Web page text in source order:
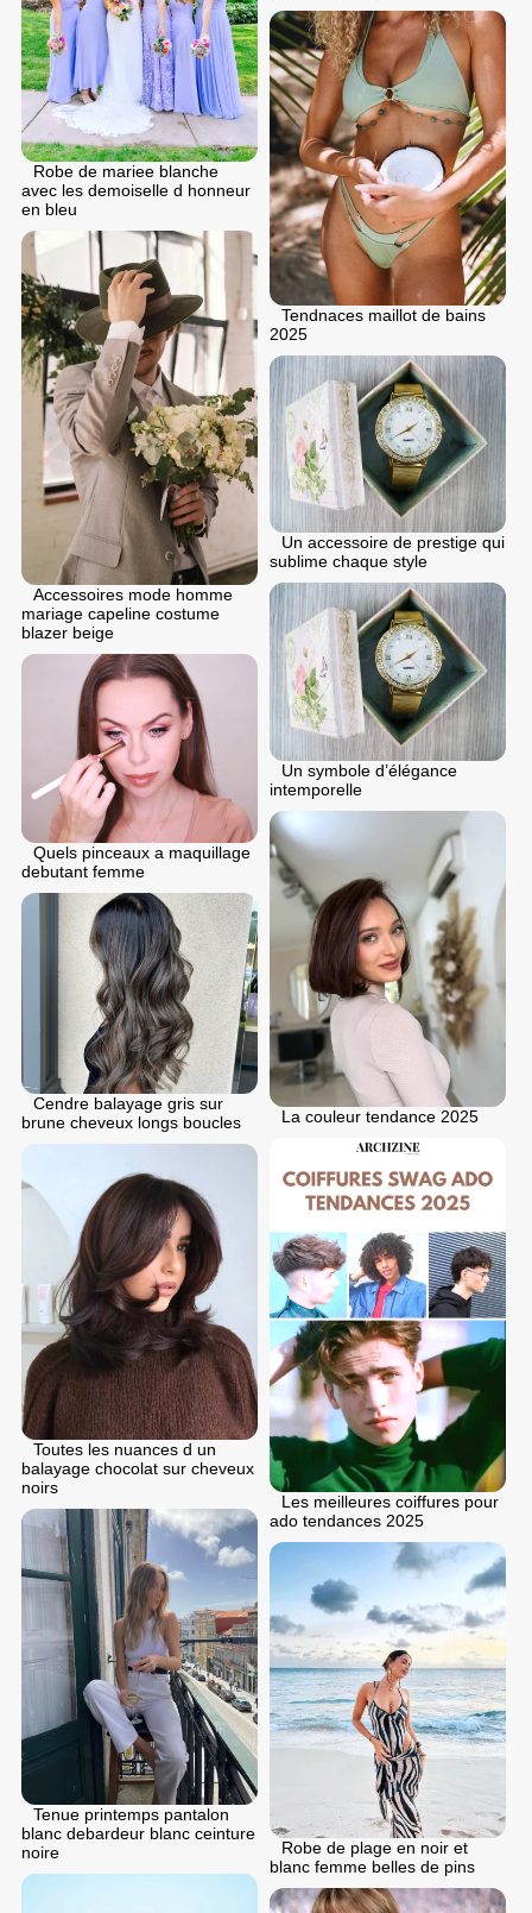
Robe de mariee blanche
avec les demoiselle d honneur
en bleu
Tendnaces maillot de bains
2025
Accessoires mode homme
mariage capeline costume
blazer beige
Un accessoire de prestige qui
sublime chaque style
Un symbole d’élégance
intemporelle
Quels pinceaux a maquillage
debutant femme
La couleur tendance 2025
Cendre balayage gris sur
brune cheveux longs boucles
Les meilleures coiffures pour
ado tendances 2025
Toutes les nuances d un
balayage chocolat sur cheveux
noirs
Tenue printemps pantalon
blanc debardeur blanc ceinture
noire
Robe de plage en noir et
blanc femme belles de pins